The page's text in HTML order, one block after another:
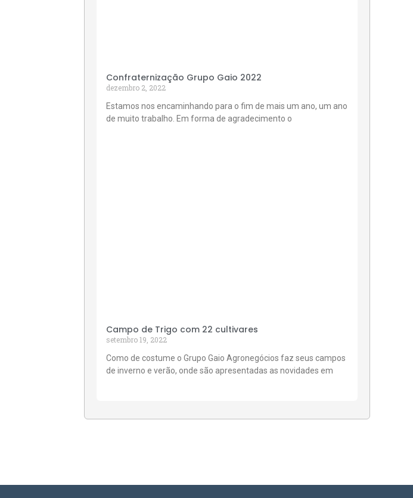
Confraternização Grupo Gaio 2022
dezembro 2, 2022
Estamos nos encaminhando para o fim de mais um ano, um ano
de muito trabalho. Em forma de agradecimento o
Campo de Trigo com 22 cultivares
setembro 19, 2022
Como de costume o Grupo Gaio Agronegócios faz seus campos
de inverno e verão, onde são apresentadas as novidades em